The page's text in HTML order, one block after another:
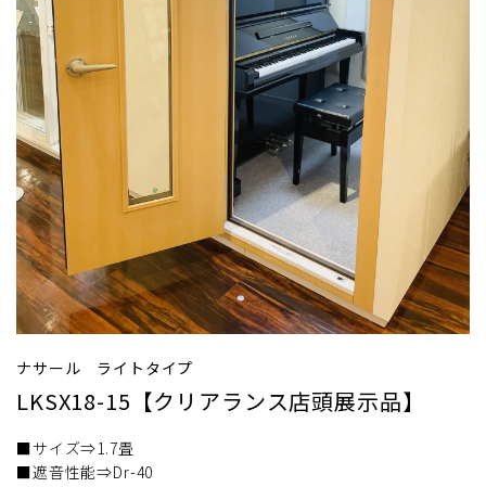
ナサール ライトタイプ
LKSX18-15【クリアランス店頭展示品】
■サイズ⇒1.7畳
■遮音性能⇒Dr-40